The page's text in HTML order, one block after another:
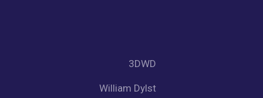
3DWD
William Dylst